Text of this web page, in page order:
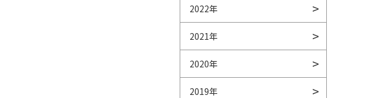
2022年
2021年
2020年
2019年